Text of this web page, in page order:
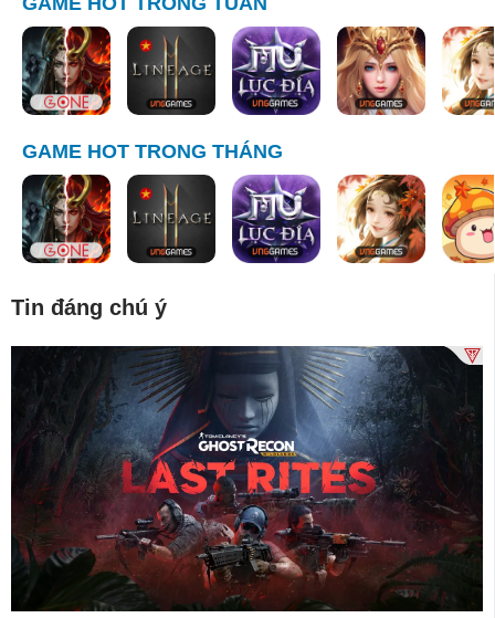
GAME HOT TRONG THÁNG
Tin đáng chú ý